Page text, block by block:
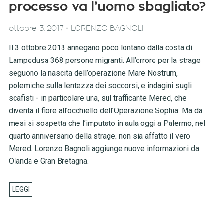
processo va l’uomo sbagliato?
ottobre 3, 2017 - LORENZO BAGNOLI
Il 3 ottobre 2013 annegano poco lontano dalla costa di
Lampedusa 368 persone migranti. All’orrore per la strage
seguono la nascita dell’operazione Mare Nostrum,
polemiche sulla lentezza dei soccorsi, e indagini sugli
scafisti - in particolare una, sul trafficante Mered, che
diventa il fiore all’occhiello dell’Operazione Sophia. Ma da
mesi si sospetta che l’imputato in aula oggi a Palermo, nel
quarto anniversario della strage, non sia affatto il vero
Mered. Lorenzo Bagnoli aggiunge nuove informazioni da
Olanda e Gran Bretagna.